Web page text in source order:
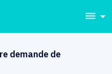
dehaze
demande de